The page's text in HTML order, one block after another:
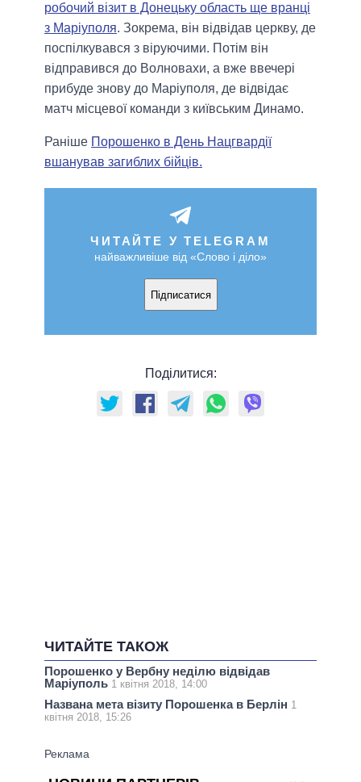
робочий візит в Донецьку область ще вранці
з Маріуполя. Зокрема, він відвідав церкву, де
поспілкувався з віруючими. Потім він
відправився до Волновахи, а вже ввечері
прибуде знову до Маріуполя, де відвідає
матч місцевої команди з київським Динамо.
Раніше Порошенко в День Нацгвардії
вшанував загиблих бійців.
ЧИТАЙТЕ У TELEGRAM
найважливіше від «Слово і діло»
Підписатися
Поділитися:
ЧИТАЙТЕ ТАКОЖ
Порошенко у Вербну неділю відвідав
Маріуполь 1 квітня 2018, 14:00
Названа мета візиту Порошенка в Берлін 1
квітня 2018, 15:26